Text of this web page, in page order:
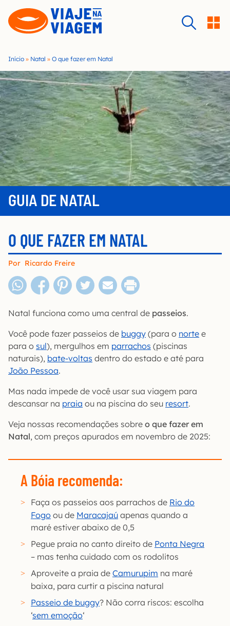
c
o
n
t
e
n
t
Início » Natal » O que fazer em Natal
GUIA DE NATAL
O QUE FAZER EM NATAL
Por Ricardo Freire
Natal funciona como uma central de passeios.
Você pode fazer passeios de buggy (para o norte e
para o sul), mergulhos em parrachos (piscinas
naturais), bate-voltas dentro do estado e até para
João Pessoa.
Mas nada impede de você usar sua viagem para
descansar na praia ou na piscina do seu resort.
Veja nossas recomendações sobre o que fazer em
Natal, com preços apurados em novembro de 2025:
A Bóia recomenda:
Faça os passeios aos parrachos de Rio do
Fogo ou de Maracajaú apenas quando a
maré estiver abaixo de 0,5
Pegue praia no canto direito de Ponta Negra
– mas tenha cuidado com os rodolitos
Aproveite a praia de Camurupim na maré
baixa, para curtir a piscina natural
Passeio de buggy? Não corra riscos: escolha
‘sem emoção‘